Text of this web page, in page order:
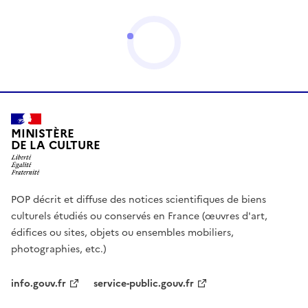
MINISTÈRE
DE LA CULTURE
POP décrit et diffuse des notices scientifiques de biens
culturels étudiés ou conservés en France (œuvres d'art,
édifices ou sites, objets ou ensembles mobiliers,
photographies, etc.)
info.gouv.fr
service-public.gouv.fr